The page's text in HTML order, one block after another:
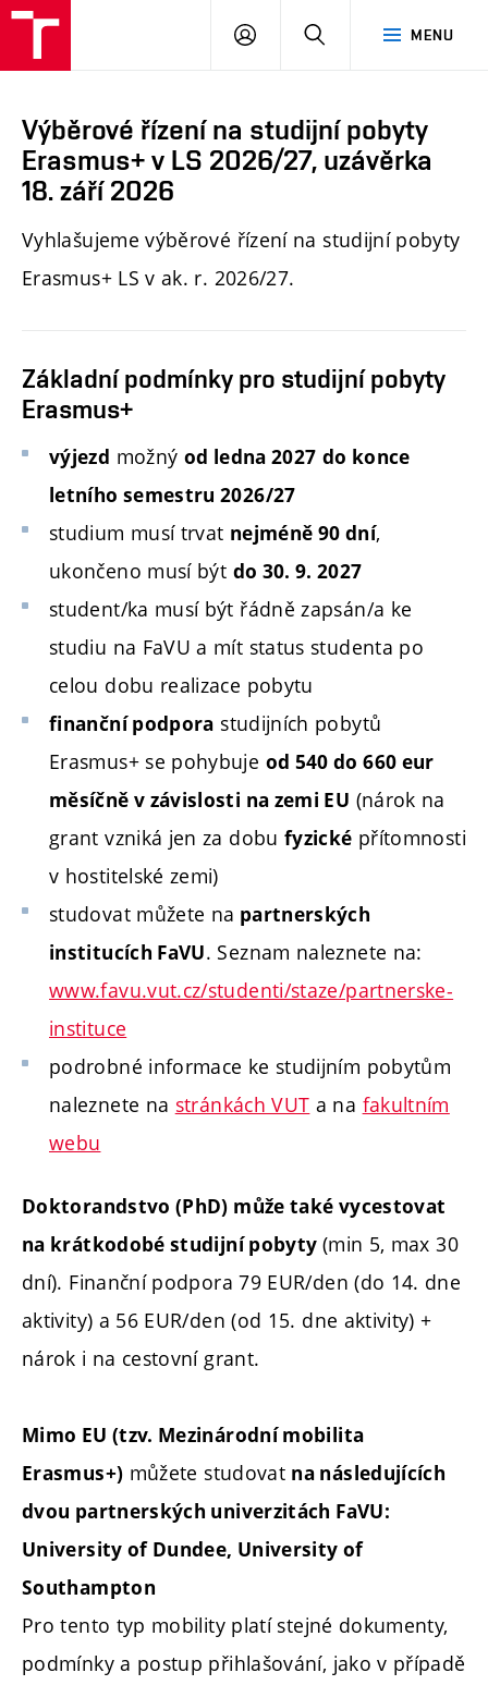
MENU
PŘIHLÁSIT
Výběrové řízení na studijní pobyty
Erasmus+ v LS 2026/27, uzávěrka
18. září 2026
Vyhlašujeme výběrové řízení na studijní pobyty
Erasmus+ LS v ak. r. 2026/27.
Základní podmínky pro studijní pobyty
Erasmus+
výjezd možný od ledna 2027 do konce
letního semestru 2026/27
studium musí trvat nejméně 90 dní,
ukončeno musí být do 30. 9. 2027
student/ka musí být řádně zapsán/a ke
studiu na FaVU a mít status studenta po
celou dobu realizace pobytu
finanční podpora studijních pobytů
Erasmus+ se pohybuje od 540 do 660 eur
měsíčně v závislosti na zemi EU (nárok na
grant vzniká jen za dobu fyzické přítomnosti
v hostitelské zemi)
studovat můžete na partnerských
institucích FaVU. Seznam naleznete na:
www.favu.vut.cz/studenti/staze/partnerske-
instituce
podrobné informace ke studijním pobytům
naleznete na stránkách VUT a na fakultním
webu
Doktorandstvo (PhD) může také vycestovat
na krátkodobé studijní pobyty (min 5, max 30
dní). Finanční podpora 79 EUR/den (do 14. dne
aktivity) a 56 EUR/den (od 15. dne aktivity) +
nárok i na cestovní grant.
Mimo EU (tzv. Mezinárodní mobilita
Erasmus+) můžete studovat na následujících
dvou partnerských univerzitách FaVU:
University of Dundee, University of
Southampton
Pro tento typ mobility platí stejné dokumenty,
podmínky a postup přihlašování, jako v případě